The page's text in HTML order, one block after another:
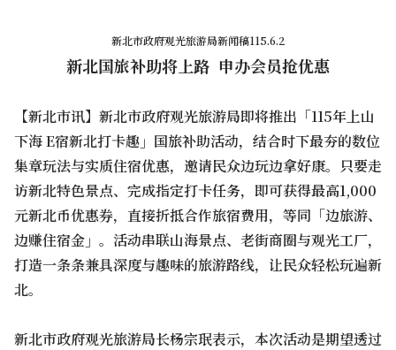
新北市政府观光旅游局新闻稿115.6.2
新北国旅补助将上路 申办会员抢优惠
【新北市讯】新北市政府观光旅游局即将推出「115年上山
下海 E宿新北打卡趣」国旅补助活动，结合时下最夯的数位
集章玩法与实质住宿优惠，邀请民众边玩边拿好康。只要走
访新北特色景点、完成指定打卡任务，即可获得最高1,000
元新北币优惠券，直接折抵合作旅宿费用，等同「边旅游、
边赚住宿金」。活动串联山海景点、老街商圈与观光工厂，
打造一条条兼具深度与趣味的旅游路线，让民众轻松玩遍新
北。
新北市政府观光旅游局长杨宗珉表示，本次活动是期望透过